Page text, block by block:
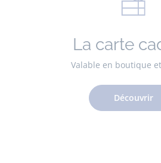
La carte
Valable en boutique
Découvrir